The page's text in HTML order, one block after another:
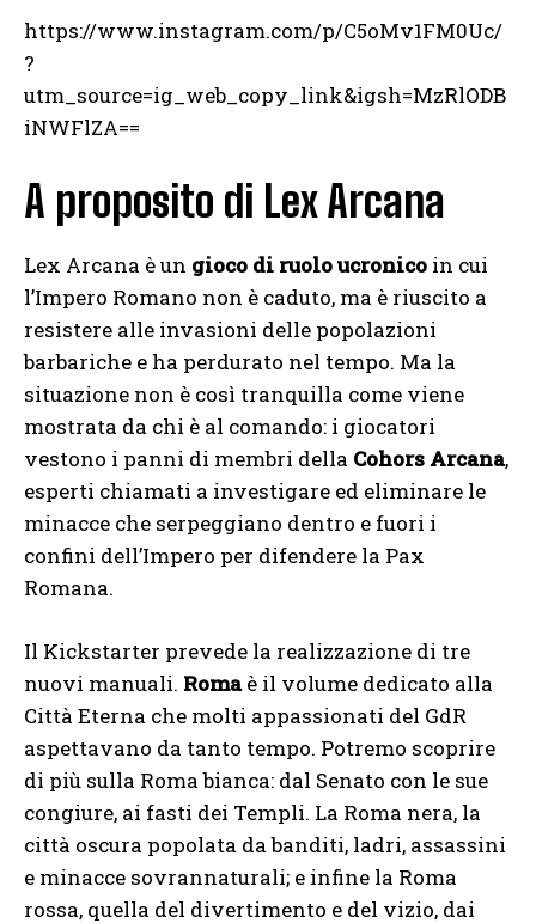
https://www.instagram.com/p/C5oMv1FM0Uc/
?
utm_source=ig_web_copy_link&igsh=MzRlODB
iNWFlZA==
A proposito di Lex Arcana
Lex Arcana è un gioco di ruolo ucronico in cui
l’Impero Romano non è caduto, ma è riuscito a
resistere alle invasioni delle popolazioni
barbariche e ha perdurato nel tempo. Ma la
situazione non è così tranquilla come viene
mostrata da chi è al comando: i giocatori
vestono i panni di membri della Cohors Arcana,
esperti chiamati a investigare ed eliminare le
minacce che serpeggiano dentro e fuori i
confini dell’Impero per difendere la Pax
Romana.
Il Kickstarter prevede la realizzazione di tre
nuovi manuali. Romaè il volume dedicato alla
Città Eterna che molti appassionati del GdR
aspettavano da tanto tempo. Potremo scoprire
di più sulla Roma bianca: dal Senato con le sue
congiure, ai fasti dei Templi. La Roma nera, la
città oscura popolata da banditi, ladri, assassini
e minacce sovrannaturali; e infine la Roma
rossa, quella del divertimento e del vizio, dai